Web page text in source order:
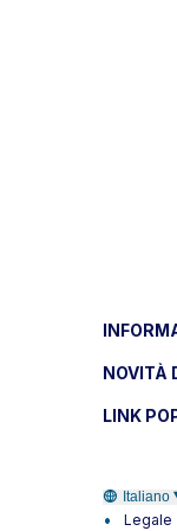
NOVITÀ
LINK
Italiano
Legale